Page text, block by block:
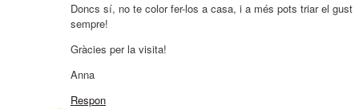
Doncs sí, no te color fer-los a casa, i a més pots triar el gust
sempre!
Gràcies per la visita!
Anna
Respon